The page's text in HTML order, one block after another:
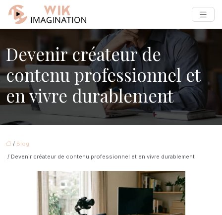
Devenir créateur de
contenu professionnel et
en vivre durablement
/ Blog
/ Devenir créateur de contenu professionnel et en vivre durablement